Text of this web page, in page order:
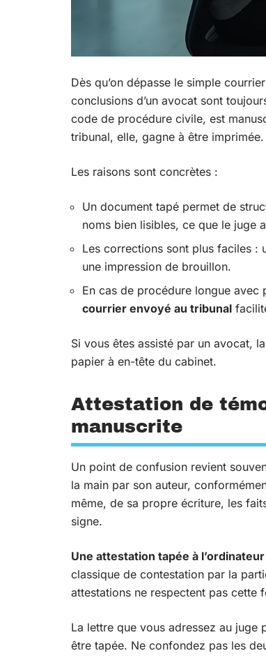
Dès qu’on dépasse le simple
conclusions d’un avocat sont
code de procédure civile, est
tribunal, elle, gagne à être imprimée.
Les raisons sont concrètes :
Un document tapé permet de
noms bien lisibles, ce que le juge
Les corrections sont plus faciles :
une impression de brouillon.
En cas de procédure longue avec
courrier envoyé au tribunal
Si vous êtes assisté par un avocat,
papier à en-tête du cabinet.
Attestation de
manuscrite
Un point de confusion revient
la main par son auteur,
même, de sa propre écriture, les
signe.
Une attestation tapée à
classique de contestation par la
attestations ne respectent pas cette
La lettre que vous adressez au juge
être tapée. Ne confondez pas les